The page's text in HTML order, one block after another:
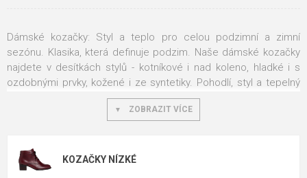
Dámské kozačky: Styl a teplo pro celou podzimní a zimní
sezónu. Klasika, která definuje podzim. Naše dámské kozačky
najdete v desítkách stylů - kotníkové i nad koleno, hladké i s
ozdobnými prvky, kožené i ze syntetiky. Pohodlí, styl a tepelný
Výška: kotníková, půlková, nebo nad
Každá výška řeší jiné situace:
ZOBRAZIT VÍCE
KOZAČKY NÍZKÉ